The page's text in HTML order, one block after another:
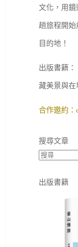
文化，用鏡
趟旅程開始
目的地！
出版書籍
藏美景與在
合作邀約：
搜尋文章
出版書籍